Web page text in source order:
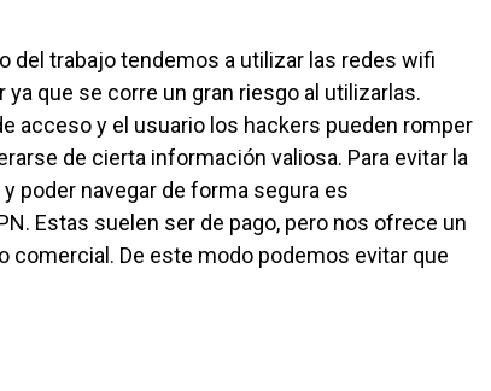
del trabajo tendemos a utilizar las redes wifi
que se corre un gran riesgo al utilizarlas.
acceso y el usuario los hackers pueden romper
de cierta información valiosa. Para evitar la
poder navegar de forma segura es
Estas suelen ser de pago, pero nos ofrece un
comercial. De este modo podemos evitar que